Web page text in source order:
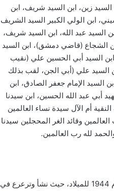
السيد زين، ابن السيد شريف، ابن
ابن الولي الكبير السيد الشريف
السيد عبد الله، ابن السيد شريف،
الشجاع (قاضي دمشق)، ابن السيد
السيد أبي الحسين علي (نقيب
السيد علي (أبي الجن، لقب بذلك
السيد الإمام جعفر الصادق، ابن
أبي عبد الله الحسين، ابن سيدنا
أم الآل سيدة نساء العالمين
وقائد الغر المحجلين سيدنا
لله رب العالمين.
)، وذلك في سنة 1363للهجرة الموافق لعام 1944 للميلاد، حيث نشأ وترعرع في